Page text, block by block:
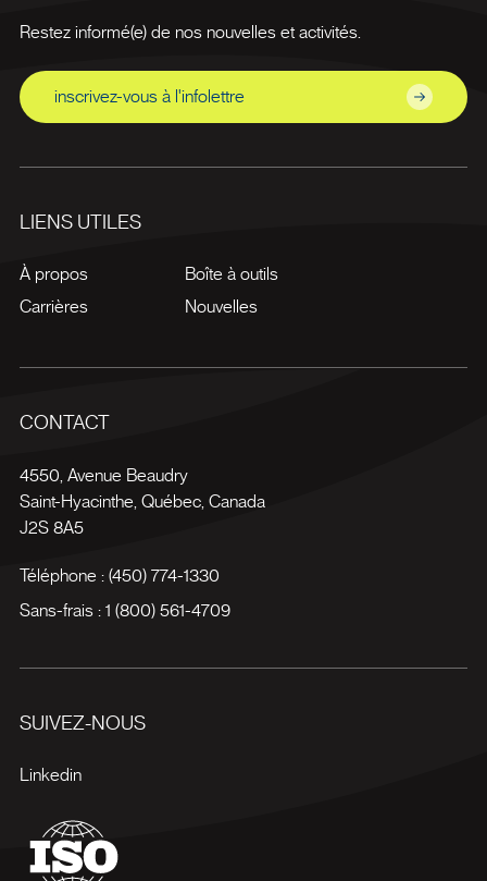
Restez informé(e) de nos nouvelles et activités.
inscrivez-vous à l'infolettre
LIENS UTILES
À propos
Carrières
Boîte à outils
Nouvelles
CONTACT
4550, Avenue Beaudry
Saint-Hyacinthe Québec, Canada
J2S 8A5
Téléphone : (450) 774-1330
Sans-frais : 1 (800) 561-4709
SUIVEZ-NOUS
Linkedin